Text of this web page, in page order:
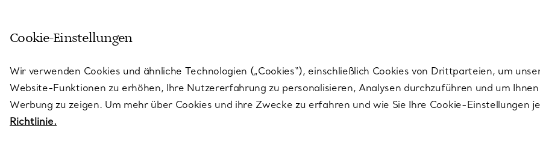
Cookie-Einstellungen
Wir verwenden Cookies und ähnliche Technologien („Cookies“), einschließlich Cookies von Drittparteien, um
Website-Funktionen zu erhöhen, Ihre Nutzererfahrung zu personalisieren, Analysen durchzuführen und um
Werbung zu zeigen. Um mehr über Cookies und ihre Zwecke zu erfahren und wie Sie Ihre Cookie-Einstellungen
Richtlinie.